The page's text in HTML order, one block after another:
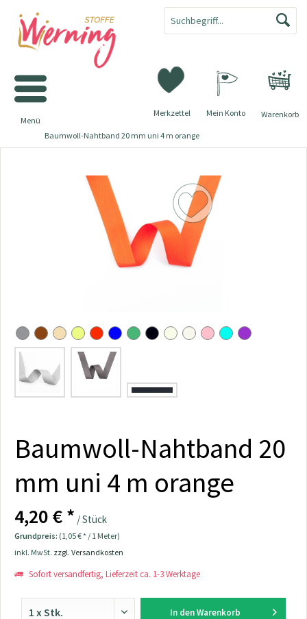
Warenkorb
Merkzettel Mein Konto
Menü
Baumwoll-Nahtband 20 mm uni 4 m orange
Baumwoll-Nahtband 20
mm uni 4 m orange
4,20 € * / Stück
Grundpreis: (1,05 € * / 1 Meter)
inkl. MwSt. zzgl. Versandkosten
Sofort versandfertig, Lieferzeit ca. 1-3 Werktage
In den Warenkorb